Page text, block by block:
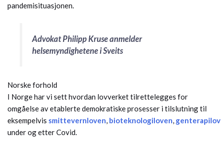
pandemisituasjonen.
Advokat Philipp Kruse anmelder
helsemyndighetene i Sveits
Norske forhold
I Norge har vi sett hvordan lovverket tilrettelegges for
omgåelse av etablerte demokratiske prosesser i tilslutning til
eksempelvis smittevernloven, bioteknologiloven,
under og etter Covid.